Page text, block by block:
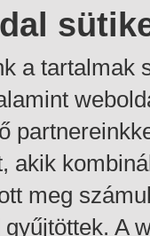
a tartalmak
akik
meg
A